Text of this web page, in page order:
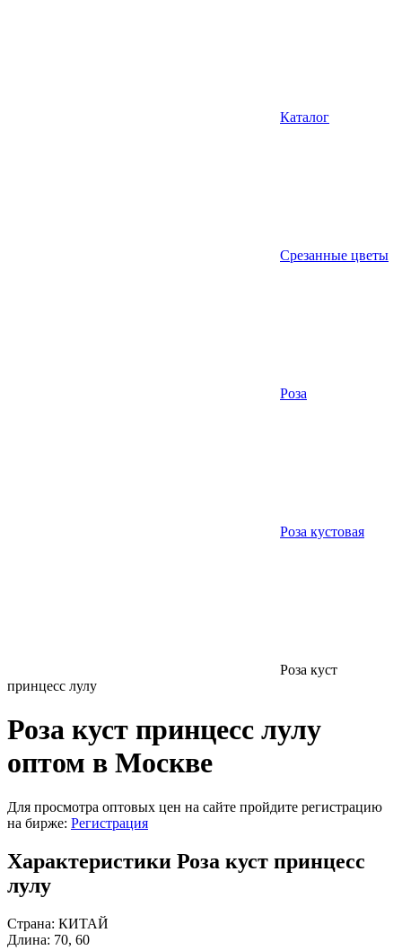
Каталог
Срезанные цветы
Роза
Роза кустовая
Роза куст
принцесс лулу
Роза куст принцесс лулу
оптом в Москве
Для просмотра оптовых цен на сайте пройдите регистрацию
на бирже: Регистрация
Характеристики Роза куст принцесс
лулу
Страна: КИТАЙ
Длина: 70, 60